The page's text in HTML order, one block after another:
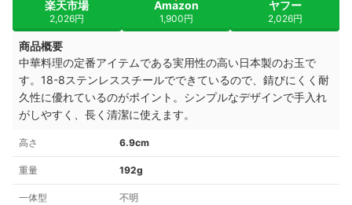
楽天市場
2,026円
Amazon
1,900円
ヤフー
2,026円
商品概要
中華料理の定番アイテムである実用性の高い日本製のお玉で
す。18-8ステンレススチールでできているので、錆びにくく耐
久性に優れているのがポイント。シンプルなデザインで手入れ
がしやすく、長く清潔に使えます。
高さ 6.9cm
重量 192g
一体型 不明